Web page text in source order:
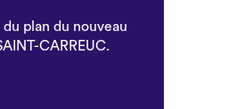
plan du nouveau
CARREUC.